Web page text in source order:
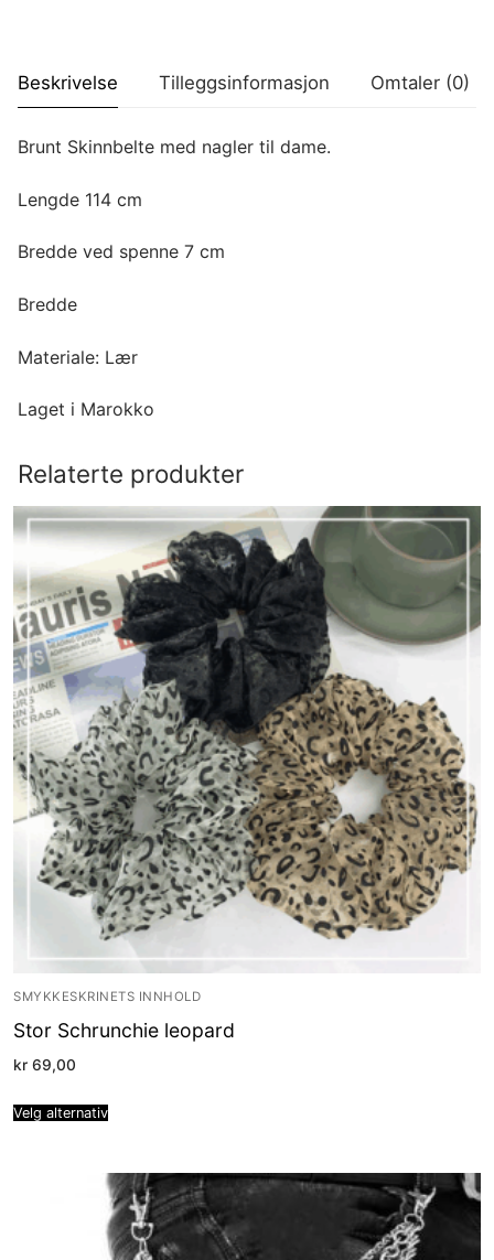
Beskrivelse Tilleggsinformasjon Omtaler (0)
Brunt Skinnbelte med nagler til dame.
Lengde 114 cm
Bredde ved spenne 7 cm
Bredde
Materiale: Lær
Laget i Marokko
Relaterte produkter
SMYKKESKRINETS INNHOLD
Stor Schrunchie leopard
kr 69,00
Velg alternativ